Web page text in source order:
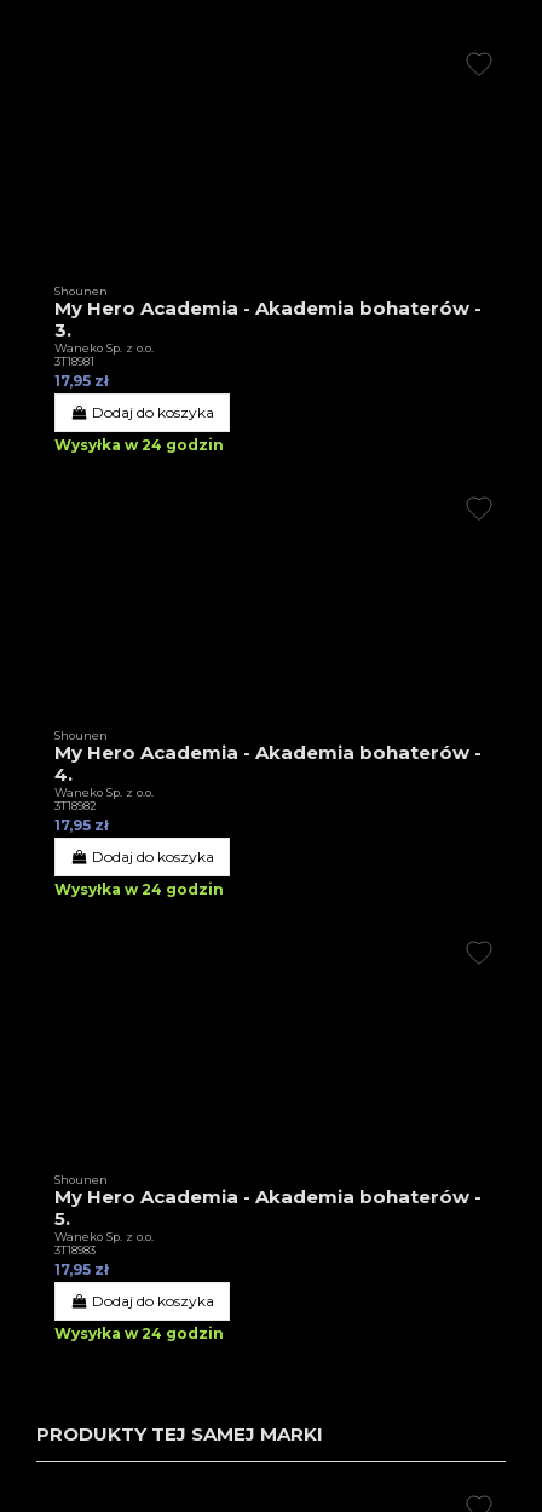
Shounen
My Hero Academia - Akademia bohaterów -
3.
Waneko Sp. z o.o.
3T18981
17,95 zł
Dodaj do koszyka
Wysyłka w 24 godzin
Shounen
My Hero Academia - Akademia bohaterów -
4.
Waneko Sp. z o.o.
3T18982
17,95 zł
Dodaj do koszyka
Wysyłka w 24 godzin
Shounen
My Hero Academia - Akademia bohaterów -
5.
Waneko Sp. z o.o.
3T18983
17,95 zł
Dodaj do koszyka
Wysyłka w 24 godzin
PRODUKTY TEJ SAMEJ MARKI